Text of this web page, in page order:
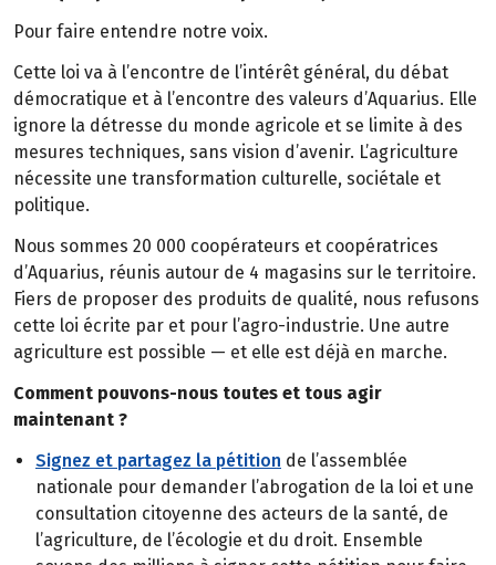
Pour faire entendre notre voix.
Cette loi va à l’encontre de l’intérêt général, du débat
démocratique et à l’encontre des valeurs d’Aquarius. Elle
ignore la détresse du monde agricole et se limite à des
mesures techniques, sans vision d’avenir. L’agriculture
nécessite une transformation culturelle, sociétale et
politique.
Nous sommes 20 000 coopérateurs et coopératrices
d’Aquarius, réunis autour de 4 magasins sur le territoire.
Fiers de proposer des produits de qualité, nous refusons
cette loi écrite par et pour l’agro-industrie. Une autre
agriculture est possible — et elle est déjà en marche.
Comment pouvons-nous toutes et tous agir
maintenant ?
Signez et partagez la pétition de l’assemblée
nationale pour demander l’abrogation de la loi et une
consultation citoyenne des acteurs de la santé, de
l’agriculture, de l’écologie et du droit. Ensemble